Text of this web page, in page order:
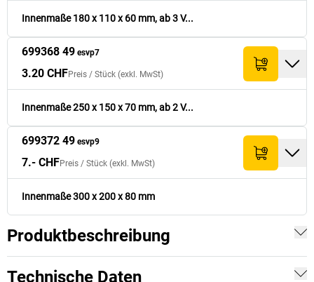
Innenmaße 180 x 110 x 60 mm, ab 3 V...
699368 49 esvp7
3.20 CHFPreis / Stück (exkl. MwSt)
Innenmaße 250 x 150 x 70 mm, ab 2 V...
699372 49 esvp9
7.- CHFPreis / Stück (exkl. MwSt)
Innenmaße 300 x 200 x 80 mm
Produktbeschreibung
Technische Daten